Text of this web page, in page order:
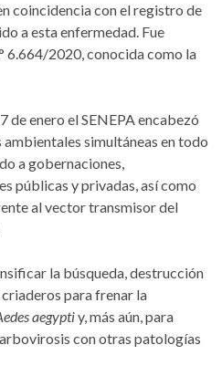
coincidencia con el registro de
a esta enfermedad. Fue
6.664/2020, conocida como la
de enero el SENEPA encabezó
simultáneas en todo
a gobernaciones,
públicas y privadas, así como
al vector transmisor del
la búsqueda, destrucción
para frenar la
aegyptiy, más aún, para
con otras patologías